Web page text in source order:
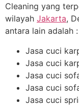
Cleaning yang
wilayah Jakarta,
antara lain adalah :
Jasa cuci
Jasa cuci
Jasa cuci
Jasa cuci
Jasa cuci